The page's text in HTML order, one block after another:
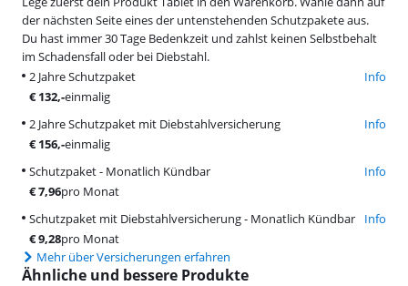
der nächsten Seite eines der untenstehenden Schutzpakete aus.
Du hast immer 30 Tage Bedenkzeit und zahlst keinen Selbstbehalt
im Schadensfall oder bei Diebstahl.
2 Jahre Schutzpaket
Info
€132,-einmalig
2 Jahre Schutzpaket mit Diebstahlversicherung
Info
€156,-einmalig
Schutzpaket - Monatlich Kündbar
Info
€7,96pro Monat
Schutzpaket mit Diebstahlversicherung - Monatlich Kündbar
Info
€9,28pro Monat
Mehr über Versicherungen erfahren
Ähnliche und bessere Produkte